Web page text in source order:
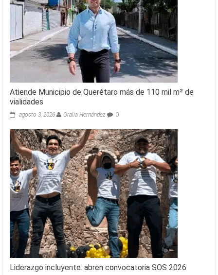
Atiende Municipio de Querétaro más de 110 mil m² de
vialidades
agosto 3, 2026 Oralia Hernández 0
Liderazgo incluyente: abren convocatoria SOS 2026